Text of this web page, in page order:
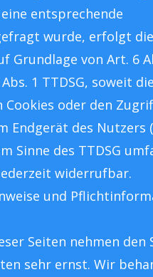
entsprechende
wurde, erfolgt
Grundlage von Art. 6
Abs. 1 TTDSG, soweit
Cookies oder den
Endgerät des Nutzers
Sinne des TTDSG
widerrufbar.
und
Seiten nehmen den
sehr ernst. Wir